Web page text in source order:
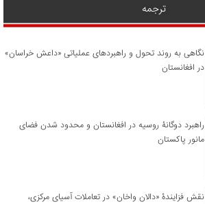
ترجمه
نگاهی به روند تحول و راهبردهای عملیاتی «داعش خراسان»
در افغانستان
راهبرد دوگانۀ روسیه در افغانستان و محدود شدن فضای
مانور پاکستان
نقش فزایندۀ «دالان واخان» در تعاملات آسیای مرکزی،